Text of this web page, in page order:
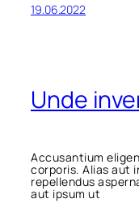
19.06.2022
Unde
Accusantium
corporis. Alias aut
repellendus
aut ipsum ut